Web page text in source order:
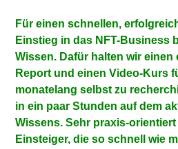
Für einen schnellen,
Einstieg in das NFT-Business
Wissen. Dafür halten wir
Report und einen Video-Kurs
monatelang selbst zu
in ein paar Stunden auf dem
Wissens. Sehr praxis-
Einsteiger, die so schnell wie